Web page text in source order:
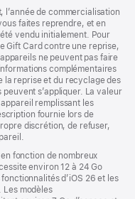
l’année de commercialisation
faites reprendre, et en
vendu initialement. Pour
Gift Card contre une reprise,
ne peuvent pas faire
complémentaires
la reprise et du recyclage des
s’appliquer. La valeur
remplissant les
fournie lors de
discrétion, de refuser,
fonction de nombreux
environ 12 à 24 Go
d’iOS 26 et les
Les modèles